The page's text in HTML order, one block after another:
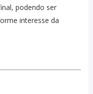
podendo ser
interesse da